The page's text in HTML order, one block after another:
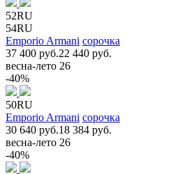
52RU
54RU
Emporio Armani сорочка
37 400 руб.22 440 руб.
весна-лето 26
-40%
50RU
Emporio Armani сорочка
30 640 руб.18 384 руб.
весна-лето 26
-40%